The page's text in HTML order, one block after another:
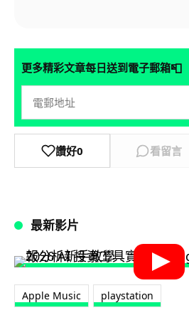
更多精彩文章每日送到電子郵箱📮
讚好0 看留言
最新影片
Apple Music playstation